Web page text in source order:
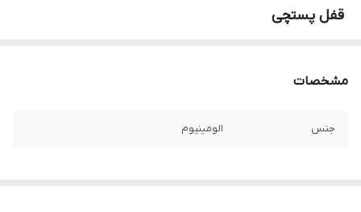
‌ قفل پستچی
مشخصات
جنس الومینیوم